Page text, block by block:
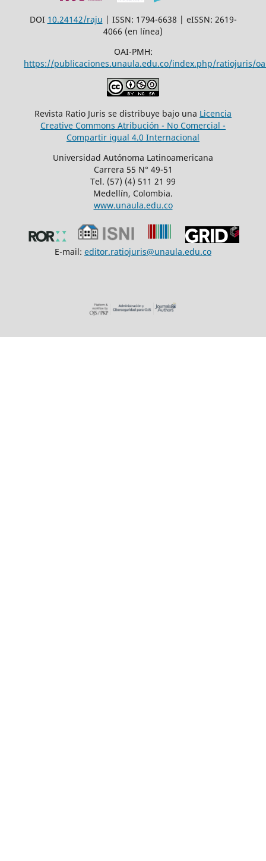
DOI 10.24142/raju | ISSN: 1794-6638 | eISSN: 2619-
4066 (en línea)
OAI-PMH:
https://publicaciones.unaula.edu.co/index.php/ratiojuris/
Revista Ratio Juris se distribuye bajo una Licencia
Creative Commons Atribución - No Comercial -
Compartir igual 4.0 Internacional
Universidad Autónoma Latinoamericana
Carrera 55 N° 49-51
Tel. (57) (4) 511 21 99
Medellín, Colombia.
www.unaula.edu.co
E-mail: editor.ratiojuris@unaula.edu.co